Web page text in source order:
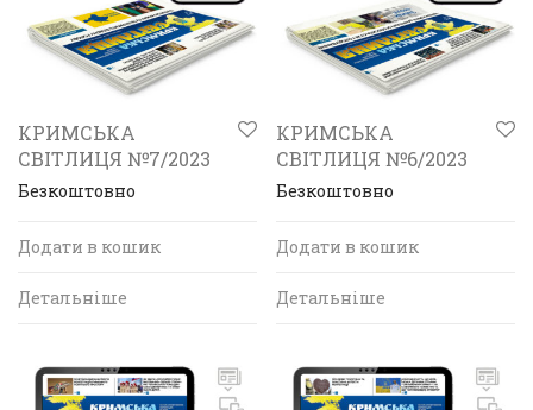
КРИМСЬКА
СВІТЛИЦЯ №7/2023
Безкоштовно
Додати в кошик
Детальніше
КРИМСЬКА
СВІТЛИЦЯ №6/2023
Безкоштовно
Додати в кошик
Детальніше